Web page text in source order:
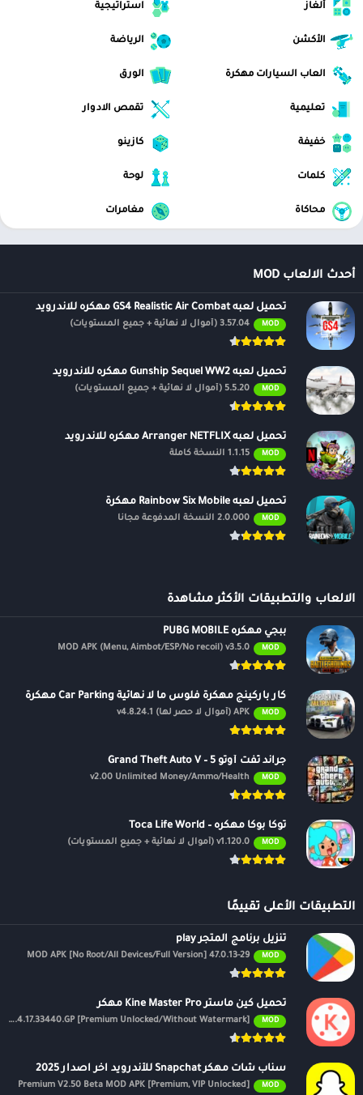
ألغاز استراتيجية
الأكشن الرياضة
العاب السيارات مهكرة الورق
تعليمية تقمص الادوار
خفيفة كازينو
كلمات لوحة
محاكاة مغامرات
أحدث الالعاب MOD
تحميل لعبه GS4 Realistic Air Combat مهكره للاندرويد
MOD 3.57.04 (أموال لا نهائية + جميع المستويات)
تحميل لعبه Gunship Sequel WW2 مهكره للاندرويد
MOD 5.5.20 (أموال لا نهائية + جميع المستويات)
تحميل لعبه Arranger NETFLIX مهكره للاندرويد
MOD 1.1.15 النسخة كاملة
تحميل لعبه Rainbow Six Mobile مهكرة
MOD 2.0.000 النسخة المدفوعة مجانًا
الالعاب والتطبيقات الأكثر مشاهدة
ببجي مهكره PUBG MOBILE
MOD
MOD APK (Menu, Aimbot/ESP/No recoil) v3.5.0
كار باركينج مهكرة فلوس ما لا نهائية Car Parking مهكرة
MOD APK (أموال لا حصر لها) v4.8.24.1
جراند ثفت أوتو 5 – Grand Theft Auto V
MOD
v2.00 Unlimited Money/Ammo/Health
توكا بوكا مهكره – Toca Life World
MOD v1.120.0 (أموال لا نهائية + جميع المستويات)
التطبيقات الأعلى تقييمًا
تنزيل برنامج المتجر play
MOD
47.0.13-29 MOD APK [No Root/All Devices/Full Version]
تحميل كين ماستر Kine Master Pro مهكر
MOD
APK v7.4.17.33440.GP [Premium Unlocked/Without Watermark]
سناب شات مهكر Snapchat للأندرويد اخر اصدار 2025
MOD
Premium V2.50 Beta MOD APK [Premium, VIP Unlocked]